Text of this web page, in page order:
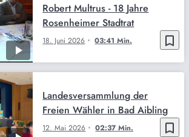
bookmark_border
18. Juni 2026 03:41 Min.
Robert Multrus - 18 Jahre
Rosenheimer Stadtrat
bookmark_border
12. Mai 2026 02:37 Min.
Landesversammlung der
Freien Wähler in Bad Aibling